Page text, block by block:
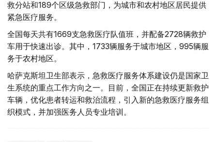
救分站和189个区级急救部门，为城市和农村地区居民提供
紧急医疗服务。
全国每天共有1669支急救医疗队值班，并配备2728辆救护
车用于快速出诊。其中，1733辆服务于城市地区，995辆服
务于农村地区。
哈萨克斯坦卫生部表示，急救医疗服务体系建设仍是国家卫
生系统的重点工作方向之一。目前，全国正在持续更新救护
车辆，优化患者转运和救治流程，引入新的急救医疗服务组
织模式，并加强医务人员专业培训。